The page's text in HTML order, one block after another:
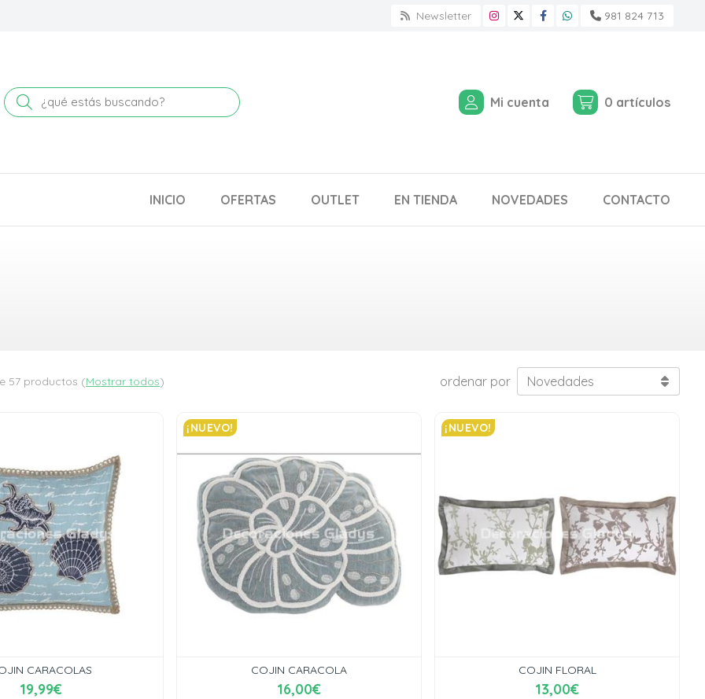
Newsletter 981 824 713
Buscar Mi cuenta 0 artículos
INICIO OFERTAS OUTLET EN TIENDA NOVEDADES CONTACTO
57 productos (Mostrar todos) ordenar por
CARACOLAS
19,99€
¡NUEVO!
COJIN CARACOLA
16,00€
¡NUEVO!
COJIN FLORAL
13,00€